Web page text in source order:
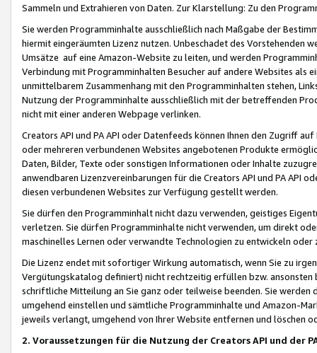
Sammeln und Extrahieren von Daten. Zur Klarstellung: Zu den
Sie werden Programminhalte ausschließlich nach Maßgabe der
hiermit eingeräumten Lizenz nutzen. Unbeschadet des Vorstehenden
Umsätze auf eine Amazon-Website zu leiten, und werden
Verbindung mit Programminhalten Besucher auf andere Websites als
unmittelbarem Zusammenhang mit den Programminhalten stehen,
Nutzung der Programminhalte ausschließlich mit der betreffenden
nicht mit einer anderen Webpage verlinken.
Creators API und PA API oder Datenfeeds können Ihnen den Zugriff
oder mehreren verbundenen Websites angebotenen Produkte
Daten, Bilder, Texte oder sonstigen Informationen oder Inhalte
anwendbaren Lizenzvereinbarungen für die Creators API und PA API
diesen verbundenen Websites zur Verfügung gestellt werden.
Sie dürfen den Programminhalt nicht dazu verwenden, geistiges
verletzen. Sie dürfen Programminhalte nicht verwenden, um direkt
maschinelles Lernen oder verwandte Technologien zu entwickeln
Die Lizenz endet mit sofortiger Wirkung automatisch, wenn Sie zu
Vergütungskatalog definiert) nicht rechtzeitig erfüllen bzw. ansonsten
schriftliche Mitteilung an Sie ganz oder teilweise beenden. Sie werden
umgehend einstellen und sämtliche Programminhalte und Amazon-
jeweils verlangt, umgehend von Ihrer Website entfernen und löschen
2. Voraussetzungen für die Nutzung der Creators API und der